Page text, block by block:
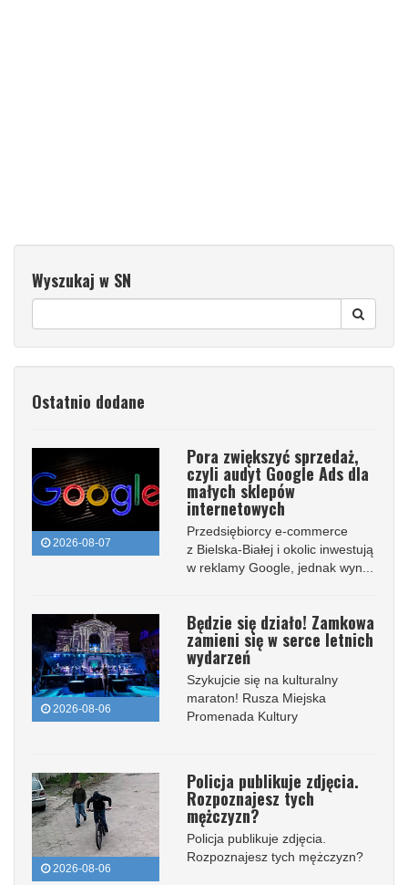
Wyszukaj w SN
Ostatnio dodane
2026-08-07
Pora zwiększyć sprzedaż,
czyli audyt Google Ads dla
małych sklepów
internetowych
Przedsiębiorcy e-commerce
z Bielska-Białej i okolic inwestują
w reklamy Google, jednak wyn...
2026-08-06
Będzie się działo! Zamkowa
zamieni się w serce letnich
wydarzeń
Szykujcie się na kulturalny
maraton! Rusza Miejska
Promenada Kultury
2026-08-06
Policja publikuje zdjęcia.
Rozpoznajesz tych
mężczyzn?
Policja publikuje zdjęcia.
Rozpoznajesz tych mężczyzn?